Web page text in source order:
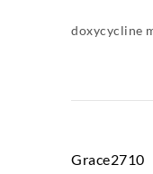
doxycycline
Grace2710